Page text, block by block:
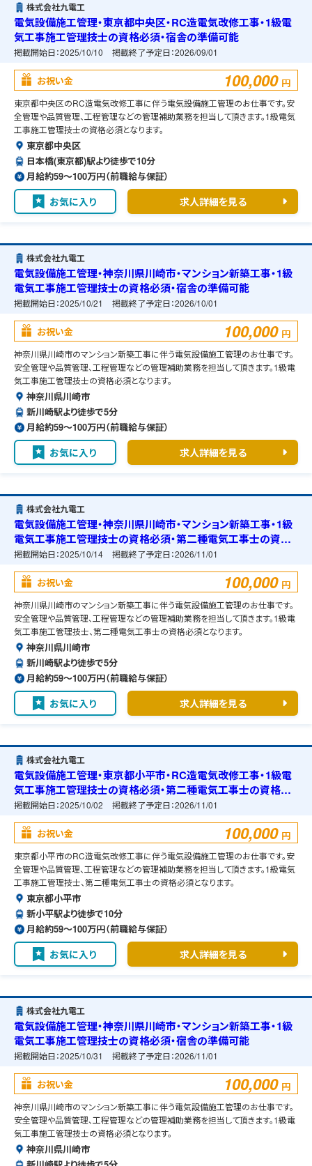
株式会社九電工
電気設備施工管理・東京都中央区・RC造電気改修工事・1級電
気工事施工管理技士の資格必須・宿舎の準備可能
掲載開始日：2025/10/10 掲載終了予定日：2026/09/01
お祝い金 100,000 円
東京都中央区のRC造電気改修工事に伴う電気設備施工管理のお仕事です。安
全管理や品質管理、工程管理などの管理補助業務を担当して頂きます。1級電気
工事施工管理技士の資格必須となります。
東京都中央区
日本橋(東京都)駅より徒歩で10分
月給約59〜100万円（前職給与保証）
お気に入り 求人詳細を見る
株式会社九電工
電気設備施工管理・神奈川県川崎市・マンション新築工事・1級
電気工事施工管理技士の資格必須・宿舎の準備可能
掲載開始日：2025/10/21 掲載終了予定日：2026/10/01
お祝い金 100,000 円
神奈川県川崎市のマンション新築工事に伴う電気設備施工管理のお仕事です。
安全管理や品質管理、工程管理などの管理補助業務を担当して頂きます。1級電
気工事施工管理技士の資格必須となります。
神奈川県川崎市
新川崎駅より徒歩で5分
月給約59〜100万円（前職給与保証）
お気に入り 求人詳細を見る
株式会社九電工
電気設備施工管理・神奈川県川崎市・マンション新築工事・1級
電気工事施工管理技士の資格必須・第二種電気工事士の資格
必須・宿舎の準備可能
掲載開始日：2025/10/14 掲載終了予定日：2026/11/01
お祝い金 100,000 円
神奈川県川崎市のマンション新築工事に伴う電気設備施工管理のお仕事です。
安全管理や品質管理、工程管理などの管理補助業務を担当して頂きます。1級電
気工事施工管理技士、第二種電気工事士の資格必須となります。
神奈川県川崎市
新川崎駅より徒歩で5分
月給約59〜100万円（前職給与保証）
お気に入り 求人詳細を見る
株式会社九電工
電気設備施工管理・東京都小平市・RC造電気改修工事・1級電
気工事施工管理技士の資格必須・第二種電気工事士の資格必
須・宿舎の準備可能
掲載開始日：2025/10/02 掲載終了予定日：2026/11/01
お祝い金 100,000 円
東京都小平市のRC造電気改修工事に伴う電気設備施工管理のお仕事です。安
全管理や品質管理、工程管理などの管理補助業務を担当して頂きます。1級電気
工事施工管理技士、第二種電気工事士の資格必須となります。
東京都小平市
新小平駅より徒歩で10分
月給約59〜100万円（前職給与保証）
お気に入り 求人詳細を見る
株式会社九電工
電気設備施工管理・神奈川県川崎市・マンション新築工事・1級
電気工事施工管理技士の資格必須・宿舎の準備可能
掲載開始日：2025/10/31 掲載終了予定日：2026/11/01
お祝い金 100,000 円
神奈川県川崎市のマンション新築工事に伴う電気設備施工管理のお仕事です。
安全管理や品質管理、工程管理などの管理補助業務を担当して頂きます。1級電
気工事施工管理技士の資格必須となります。
神奈川県川崎市